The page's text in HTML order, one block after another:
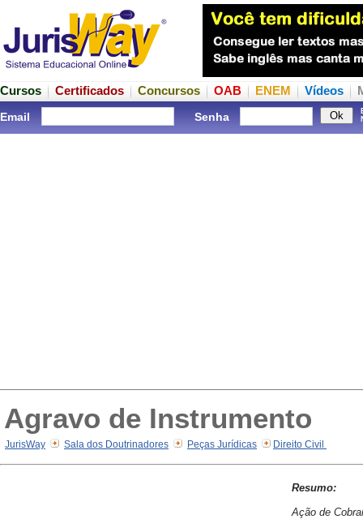
Cursos Certificados Concursos OAB ENEM Vídeos
Email Senha
Agravo de Instrumento
JurisWay Sala dos Doutrinadores Peças Jurídicas Direito Civil
Resumo:
Ação de